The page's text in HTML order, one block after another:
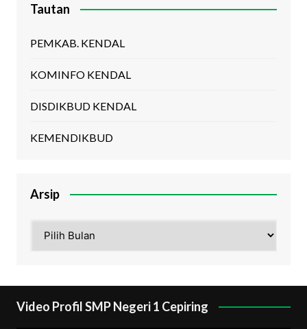
Tautan
PEMKAB. KENDAL
KOMINFO KENDAL
DISDIKBUD KENDAL
KEMENDIKBUD
Arsip
Video Profil SMP Negeri 1 Cepiring